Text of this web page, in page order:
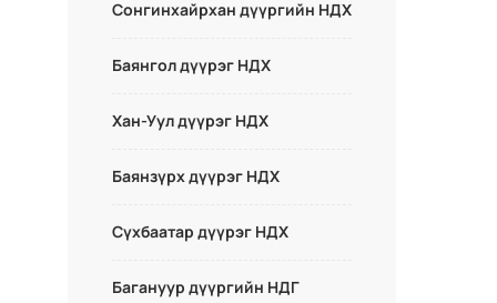
Сонгинхайрхан дүүргийн НДХ
Баянгол дүүрэг НДХ
Хан-Уул дүүрэг НДХ
Баянзүрх дүүрэг НДХ
Сүхбаатар дүүрэг НДХ
Багануур дүүргийн НДГ